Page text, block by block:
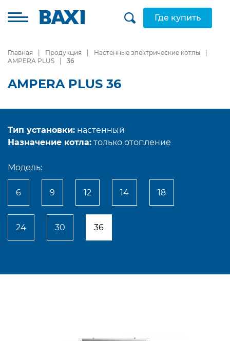
Где купить
Главная Продукция
Настенные электрические котлы
AMPERA PLUS
36
AMPERA PLUS 36
Тип установки: настенный
Назначение котла: только отопление
Модель:
6 9 12 14 18
24 30 36